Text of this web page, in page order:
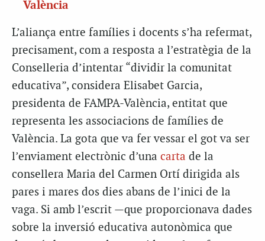
València
L’aliança entre famílies i docents s’ha refermat,
precisament, com a resposta a l’estratègia de la
Conselleria d’intentar “dividir la comunitat
educativa”, considera Elisabet Garcia,
presidenta de FAMPA-València, entitat que
representa les associacions de famílies de
València. La gota que va fer vessar el got va ser
l’enviament electrònic d’una carta de la
consellera Maria del Carmen Ortí dirigida als
pares i mares dos dies abans de l’inici de la
vaga. Si amb l’escrit —que proporcionava dades
sobre la inversió educativa autonòmica que